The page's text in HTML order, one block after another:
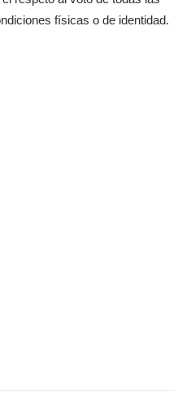
físicas o de identidad.